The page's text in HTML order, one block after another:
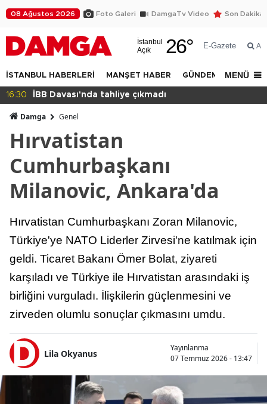
08 Ağustos 2026 Foto Galeri DamgaTv Video Son Dakika
İstanbul
Açık
26° E-Gazete Ara
İSTANBUL HABERLERİ MANŞET HABER GÜNDEM DÜNYA
MENÜ
16:30 İBB Davası'nda tahliye çıkmadı
Damga Genel
Hırvatistan
Cumhurbaşkanı
Milanovic, Ankara'da
Hırvatistan Cumhurbaşkanı Zoran Milanovic,
Türkiye'ye NATO Liderler Zirvesi'ne katılmak için
geldi. Ticaret Bakanı Ömer Bolat, ziyareti
karşıladı ve Türkiye ile Hırvatistan arasındaki iş
birliğini vurguladı. İlişkilerin güçlenmesini ve
zirveden olumlu sonuçlar çıkmasını umdu.
Lila Okyanus
Yayınlanma
07 Temmuz 2026 - 13:47